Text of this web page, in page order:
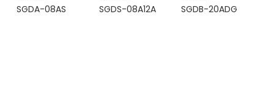
SGDA-08AS SGDS-08A12A SGDB-20ADG